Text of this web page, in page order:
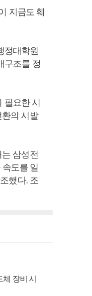
지금도 훼
정대학원
구조를 정
요한 시
의 시발
삼성전
도를 일
했다. 조
장비 시